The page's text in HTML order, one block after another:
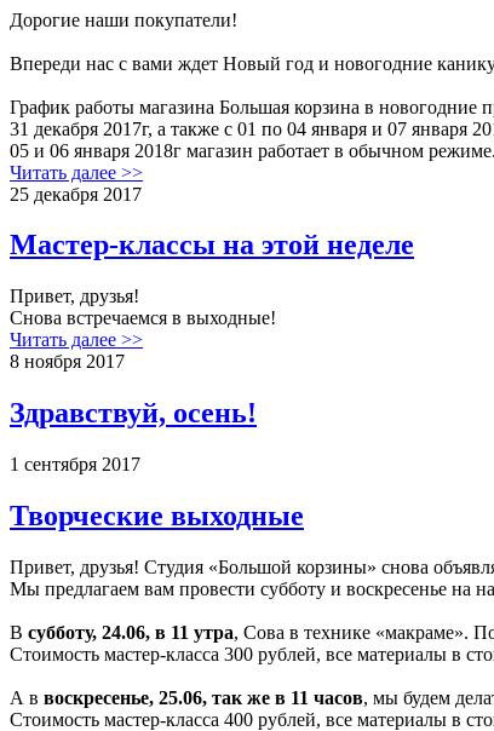
Дорогие наши покупатели!
Впереди нас с вами ждет Новый год и новогодние
График работы магазина Большая корзина в новогодние
31 декабря 2017г, а также с 01 по 04 января и 07 января
05 и 06 января 2018г магазин работает в обычном режиме.
Читать далее >>
25 декабря 2017
Мастер-классы на этой неделе
Привет, друзья!
Снова встречаемся в выходные!
Читать далее >>
8 ноября 2017
Здравствуй, осень!
1 сентября 2017
Творческие выходные
Привет, друзья! Студия «Большой корзины» снова
Мы предлагаем вам провести субботу и воскресенье на
В субботу, 24.06, в 11 утра, Сова в технике «макраме».
Стоимость мастер-класса 300 рублей, все материалы в
А в воскресенье, 25.06, так же в 11 часов, мы будем
Стоимость мастер-класса 400 рублей, все материалы в